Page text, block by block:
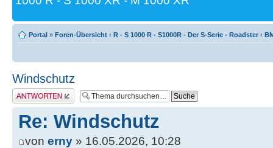
Portal » Foren-Übersicht ‹ R - S 1000 R - S1000R - Der S-Serie - Roadster ‹
Windschutz
Antwort erstellen
Re: Windschutz
von erny » 16.05.2026, 10:28